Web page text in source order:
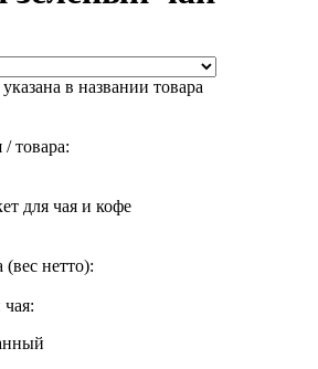
в названии товара
товара:
для чая и кофе
нетто):